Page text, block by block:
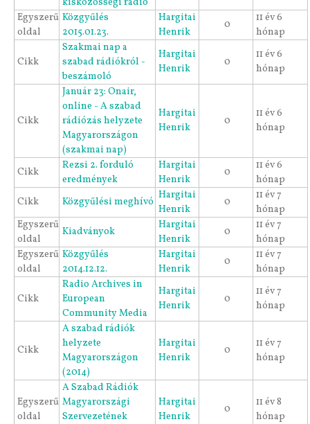
Egyszerű
oldal
Közgyűlés
2015.01.23.
Hargitai
Henrik
0
11 év 6
hónap
Cikk
Szakmai nap a
szabad rádiókról -
beszámoló
Hargitai
Henrik
0
11 év 6
hónap
Cikk
Január 23: Onair,
online - A szabad
rádiózás helyzete
Magyarországon
(szakmai nap)
Hargitai
Henrik
0
11 év 6
hónap
Cikk
Rezsi 2. forduló
eredmények
Hargitai
Henrik
0
11 év 6
hónap
Cikk
Közgyűlési meghívó
Hargitai
Henrik
0
11 év 7
hónap
Egyszerű
oldal
Kiadványok
Hargitai
Henrik
0
11 év 7
hónap
Egyszerű
oldal
Közgyűlés
2014.12.12.
Hargitai
Henrik
0
11 év 7
hónap
Cikk
Radio Archives in
European
Community Media
Hargitai
Henrik
0
11 év 7
hónap
Cikk
A szabad rádiók
helyzete
Magyarországon
(2014)
Hargitai
Henrik
0
11 év 7
hónap
Egyszerű
oldal
A Szabad Rádiók
Magyarországi
Szervezetének
Hargitai
Henrik
0
11 év 8
hónap